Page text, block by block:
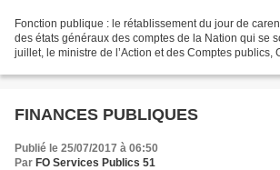
Fonction publique : le rétablissement du jour de
des états généraux des comptes de la Nation qui se
juillet, le ministre de l’Action et des Comptes publics,
FINANCES PUBLIQUES
Publié le 25/07/2017 à 06:50
Par FO Services Publics 51